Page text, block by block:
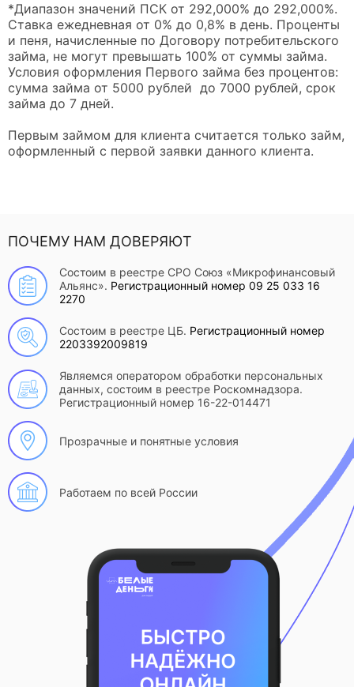
*Диапазон значений ПСК от 292,000% до 292,000%.
Ставка ежедневная от 0% до 0,8% в день. Проценты
и пеня, начисленные по Договору потребительского
займа, не могут превышать 100% от суммы займа.
Условия оформления Первого займа без процентов:
сумма займа от 5000 рублей до 7000 рублей, срок
займа до 7 дней.
Первым займом для клиента считается только займ,
оформленный с первой заявки данного клиента.
ПОЧЕМУ НАМ ДОВЕРЯЮТ
Состоим в реестре СРО Союз «Микрофинансовый
Альянс». Регистрационный номер 09 25 033 16
2270
Состоим в реестре ЦБ. Регистрационный номер
2203392009819
Являемся оператором обработки персональных
данных, состоим в реестре Роскомнадзора.
Регистрационный номер 16-22-014471
Прозрачные и понятные условия
Работаем по всей России